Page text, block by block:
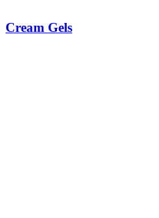
Cream Gels